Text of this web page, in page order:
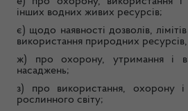
інших водних живих ресурсів;
є) щодо наявності дозволів,
використання природних
ж) про охорону, утримання і
насаджень;
з) про використання, охорону і
рослинного світу;